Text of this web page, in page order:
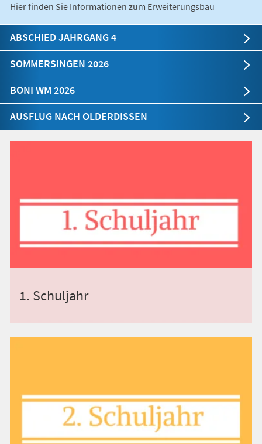
Hier finden Sie Informationen zum Erweiterungsbau
ABSCHIED JAHRGANG 4
SOMMERSINGEN 2026
BONI WM 2026
AUSFLUG NACH OLDERDISSEN
1. Schuljahr